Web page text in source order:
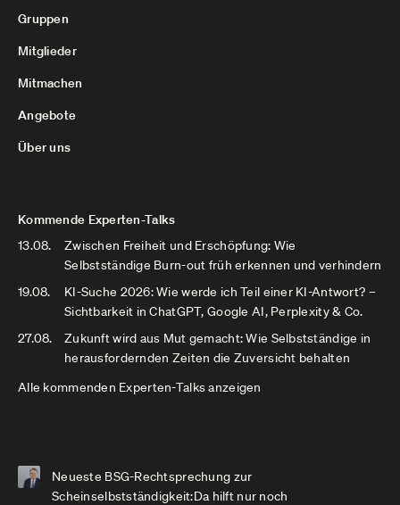
Gruppen
Mitglieder
Mitmachen
Angebote
Über uns
Kommende Experten-Talks
13.08.
Zwischen Freiheit und Erschöpfung: Wie
Selbstständige Burn-out früh erkennen und verhindern
19.08.
KI-Suche 2026: Wie werde ich Teil einer KI-Antwort? –
Sichtbarkeit in ChatGPT, Google AI, Perplexity & Co.
27.08.
Zukunft wird aus Mut gemacht: Wie Selbstständige in
herausfordernden Zeiten die Zuversicht behalten
Alle kommenden Experten-Talks anzeigen
Neueste BSG-Rechtsprechung zur
Scheinselbstständigkeit:Da hilft nur noch